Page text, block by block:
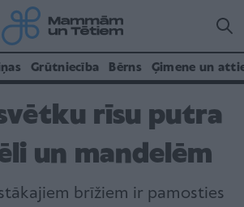
Grūtniecība Bērns Ģimene un
rīsu putra
un mandelēm
brīžiem ir pamosties